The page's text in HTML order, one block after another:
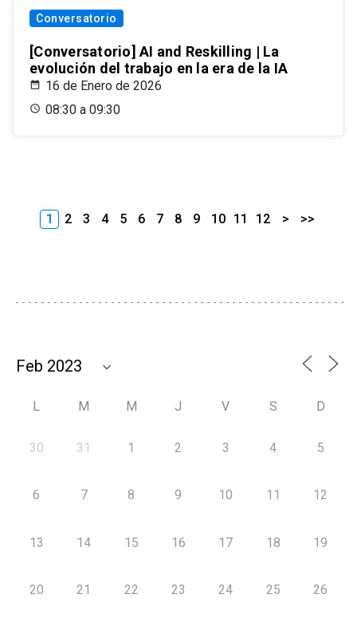
Conversatorio
[Conversatorio] AI and Reskilling | La
evolución del trabajo en la era de la IA
16 de Enero de 2026
08:30 a 09:30
1 2 3 4 5 6 7 8 9 10 11 12 > >>
L M M J V S D
30 31 1 2 3 4 5
6 7 8 9 10 11 12
13 14 15 16 17 18 19
20 21 22 23 24 25 26